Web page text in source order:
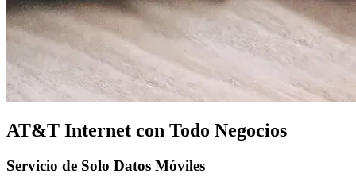
AT&T Internet con Todo Negocios
Servicio de Solo Datos Móviles